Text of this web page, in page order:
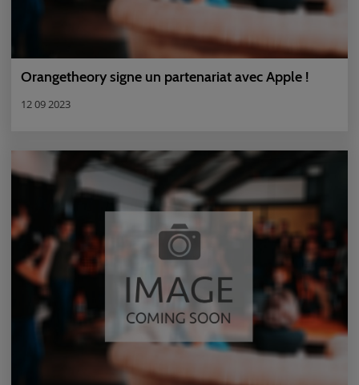
Orangetheory signe un partenariat avec Apple !
12 09 2023